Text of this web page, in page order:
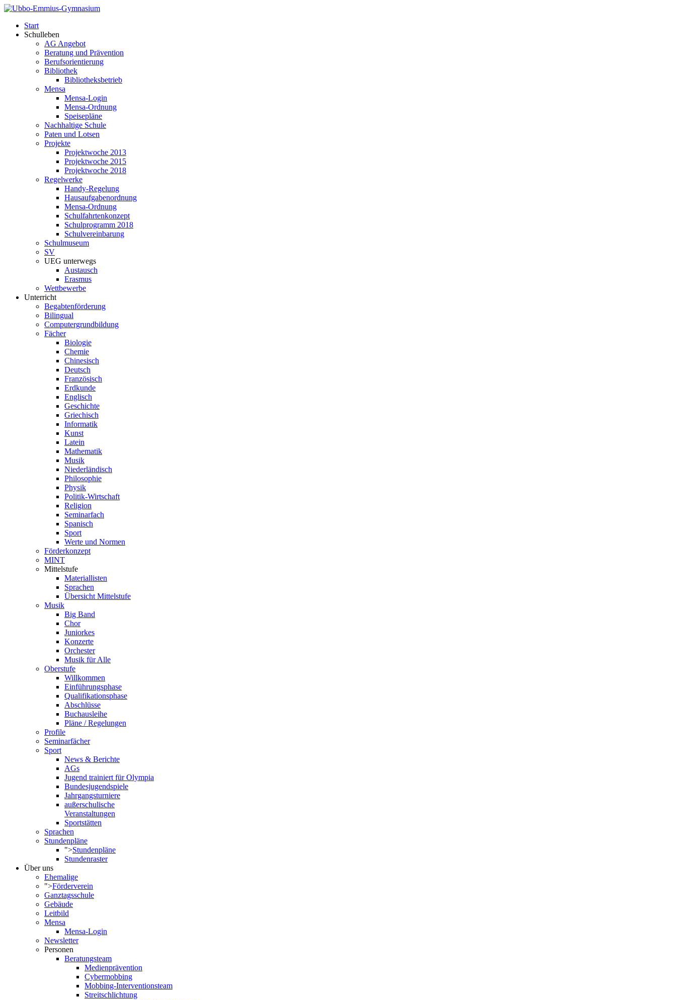
Start
Schulleben
AG Angebot
Beratung und Prävention
Berufsorientierung
Bibliothek
Bibliotheksbetrieb
Mensa
Mensa-Login
Mensa-Ordnung
Speisepläne
Nachhaltige Schule
Paten und Lotsen
Projekte
Projektwoche 2013
Projektwoche 2015
Projektwoche 2018
Regelwerke
Handy-Regelung
Hausaufgabenordnung
Mensa-Ordnung
Schulfahrtenkonzept
Schulprogramm 2018
Schulvereinbarung
Schulmuseum
SV
UEG unterwegs
Austausch
Erasmus
Wettbewerbe
Unterricht
Begabtenförderung
Bilingual
Computergrundbildung
Fächer
Biologie
Chemie
Chinesisch
Deutsch
Französisch
Erdkunde
Englisch
Geschichte
Griechisch
Informatik
Kunst
Latein
Mathematik
Musik
Niederländisch
Philosophie
Physik
Politik-Wirtschaft
Religion
Seminarfach
Spanisch
Sport
Werte und Normen
Förderkonzept
MINT
Mittelstufe
Materiallisten
Sprachen
Übersicht Mittelstufe
Musik
Big Band
Chor
Juniorkes
Konzerte
Orchester
Musik für Alle
Oberstufe
Willkommen
Einführungsphase
Qualifikationsphase
Abschlüsse
Buchausleihe
Pläne / Regelungen
Profile
Seminarfächer
Sport
News & Berichte
AGs
Jugend trainiert für Olympia
Bundesjugendspiele
Jahrgangsturniere
außerschulische
Veranstaltungen
Sportstätten
Sprachen
Stundenpläne
">Stundenpläne
Stundenraster
Über uns
Ehemalige
">Förderverein
Ganztagsschule
Gebäude
Leitbild
Mensa
Mensa-Login
Newsletter
Personen
Beratungsteam
Medienprävention
Cybermobbing
Mobbing-Interventionsteam
Streitschlichtung